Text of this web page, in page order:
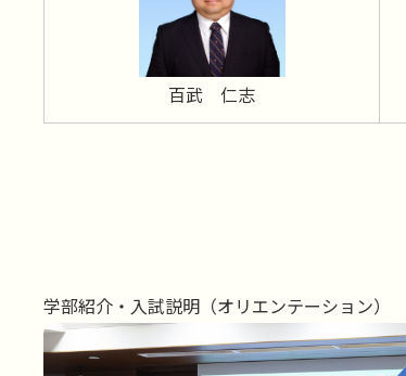
百武 仁志
学部紹介・入試説明（オリエンテーション）